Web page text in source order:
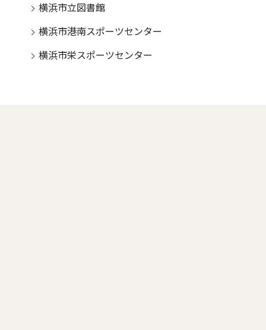
横浜市立図書館
横浜市港南スポーツセンター
横浜市栄スポーツセンター